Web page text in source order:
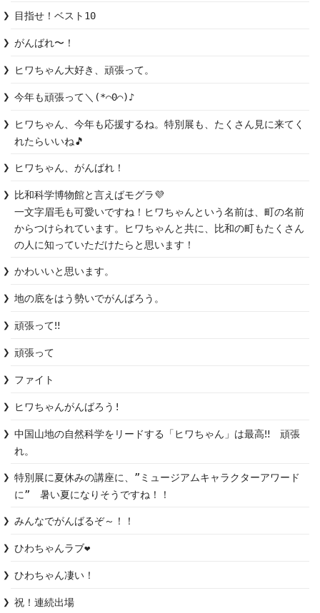
目指せ！ベスト10
がんばれ〜！
ヒワちゃん大好き、頑張って。
今年も頑張って＼(*⌒0⌒)♪
ヒワちゃん、今年も応援するね。特別展も、たくさん見に来てく
れたらいいね🎵
ヒワちゃん、がんばれ！
比和科学博物館と言えばモグラ💜
一文字眉毛も可愛いですね！ヒワちゃんという名前は、町の名前
からつけられています。ヒワちゃんと共に、比和の町もたくさん
の人に知っていただけたらと思います！
かわいいと思います。
地の底をはう勢いでがんばろう。
頑張って‼️
頑張って
ファイト
ヒワちゃんがんばろう!
中国山地の自然科学をリードする「ヒワちゃん」は最高‼️　頑張
れ。
特別展に夏休みの講座に、”ミュージアムキャラクターアワード
に”　暑い夏になりそうですね！！
みんなでがんばるぞ～！！
ひわちゃんラブ❤️
ひわちゃん凄い！
祝！連続出場